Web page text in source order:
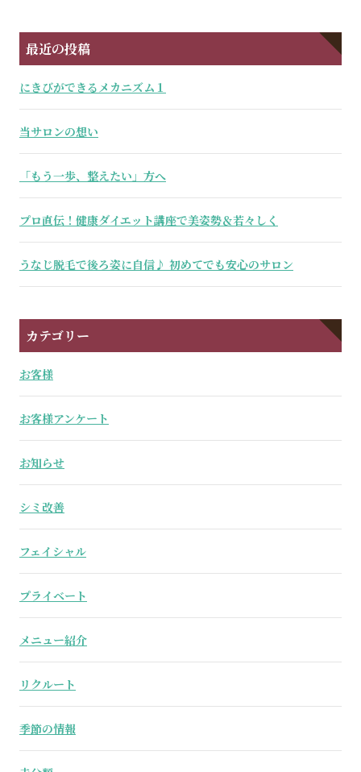
最近の投稿
にきびができるメカニズム１
当サロンの想い
「もう一歩、整えたい」方へ
プロ直伝！健康ダイエット講座で美姿勢＆若々しく
うなじ脱毛で後ろ姿に自信♪ 初めてでも安心のサロン
カテゴリー
お客様
お客様アンケート
お知らせ
シミ改善
フェイシャル
プライベート
メニュー紹介
リクルート
季節の情報